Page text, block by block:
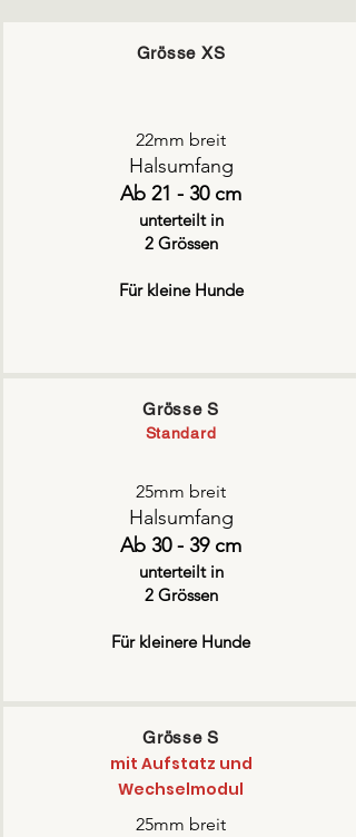
Grösse XS
22mm breit
Halsumfang
Ab 21 - 30 cm
unterteilt in
2 Grössen
Für kleine Hunde
Grösse S
Standard
25mm breit
Halsumfang
Ab 30 - 39 cm
unterteilt in
2 Grössen
Für kleinere Hunde
Grösse S
mit Aufstatz und
Wechselmodul
25mm breit